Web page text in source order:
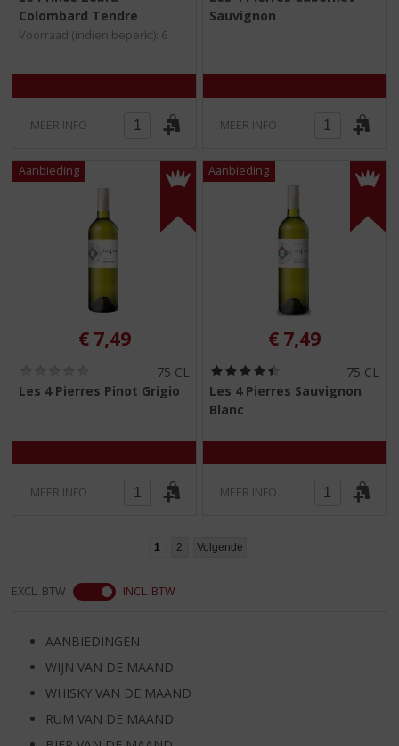
,
0
/
Colombard Tendre
Voorraad (indien beperkt): 6
MEER INFO
,
Sauvignon
MEER INFO
€ 7,49
,
5
75 CL
Les 4 Pierres Pinot Grigio
MEER INFO
€ 7,49
,
5
75 CL
Les 4 Pierres Sauvignon
Blanc
MEER INFO
1 2 Volgende
EXCL. BTW INCL. BTW
AANBIEDINGEN
WIJN VAN DE MAAND
WHISKY VAN DE MAAND
RUM VAN DE MAAND